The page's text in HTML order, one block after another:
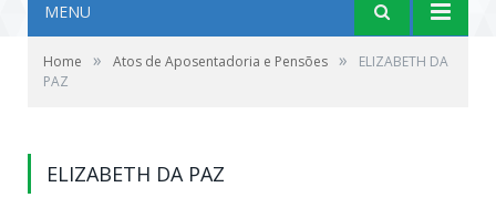
MENU
Home » Atos de Aposentadoria e Pensões »
ELIZABETH DA
PAZ
ELIZABETH DA PAZ